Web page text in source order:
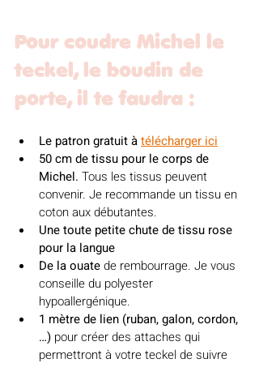
Pour coudre Michel le
teckel, le boudin de
porte, il te faudra :
Le patron gratuit à télécharger ici
50 cm de tissu pour le corps de
Michel. Tous les tissus peuvent
convenir. Je recommande un tissu en
coton aux débutantes.
Une toute petite chute de tissu rose
pour la langue
De la ouate de rembourrage. Je vous
conseille du polyester
hypoallergénique.
1 mètre de lien (ruban, galon, cordon,
…) pour créer des attaches qui
permettront à votre teckel de suivre